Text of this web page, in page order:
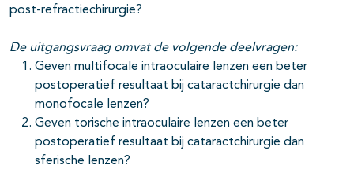
open- en dichtklappen
post-refractiechirurgie?
De uitgangsvraag omvat de volgende deelvragen:
Geven multifocale intraoculaire lenzen een beter
postoperatief resultaat bij cataractchirurgie dan
monofocale lenzen?
Geven torische intraoculaire lenzen een beter
postoperatief resultaat bij cataractchirurgie dan
sferische lenzen?